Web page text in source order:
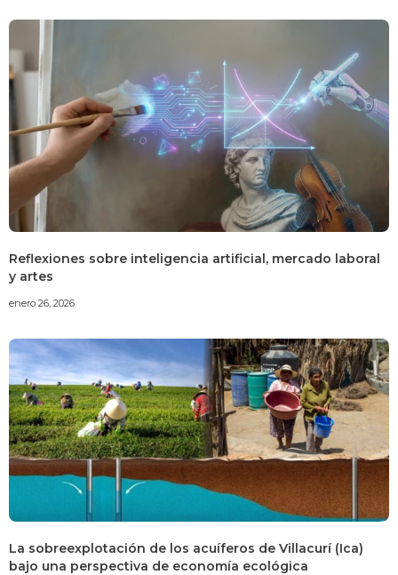
Reflexiones sobre inteligencia artificial, mercado laboral
y artes
enero 26, 2026
La sobreexplotación de los acuíferos de Villacurí (Ica)
bajo una perspectiva de economía ecológica